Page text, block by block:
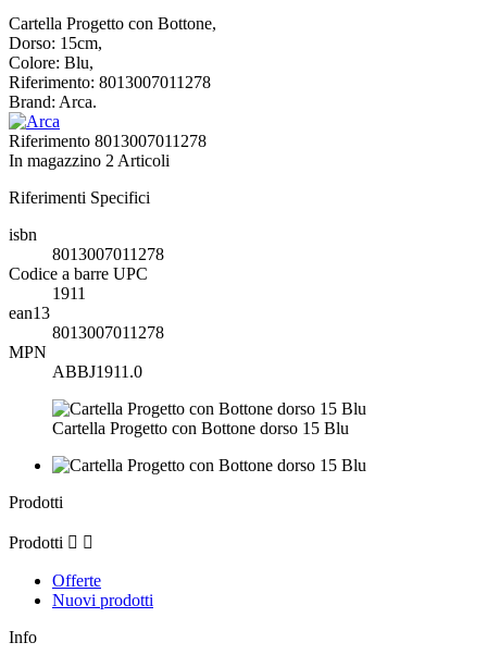
Cartella Progetto con Bottone,
Dorso: 15cm,
Colore: Blu,
Riferimento: 8013007011278
Brand: Arca.
Riferimento 8013007011278
In magazzino 2 Articoli
Riferimenti Specifici
isbn
8013007011278
Codice a barre UPC
1911
ean13
8013007011278
MPN
ABBJ1911.0
Cartella Progetto con Bottone dorso 15 Blu
Prodotti
Prodotti  
Offerte
Nuovi prodotti
Info